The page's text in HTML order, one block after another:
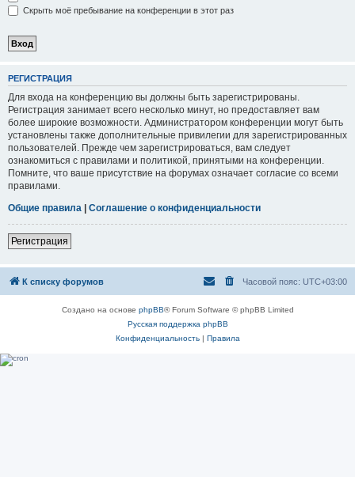
Скрыть моё пребывание на конференции в этот раз
РЕГИСТРАЦИЯ
Для входа на конференцию вы должны быть зарегистрированы.
Регистрация занимает всего несколько минут, но предоставляет вам
более широкие возможности. Администратором конференции могут быть
установлены также дополнительные привилегии для зарегистрированных
пользователей. Прежде чем зарегистрироваться, вам следует
ознакомиться с правилами и политикой, принятыми на конференции.
Помните, что ваше присутствие на форумах означает согласие со всеми
правилами.
Общие правила | Соглашение о конфиденциальности
Регистрация
К списку форумов Часовой пояс: UTC+03:00
Создано на основе phpBB® Forum Software © phpBB Limited
Русская поддержка phpBB
Конфиденциальность| Правила